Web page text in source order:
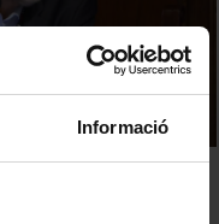
Informació